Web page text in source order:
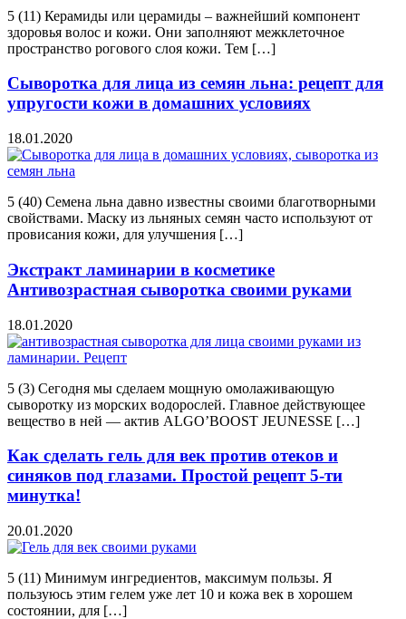
5 (11) Керамиды или церамиды – важнейший компонент
здоровья волос и кожи. Они заполняют межклеточное
пространство рогового слоя кожи. Тем […]
Сыворотка для лица из семян льна: рецепт для
упругости кожи в домашних условиях
18.01.2020
5 (40) Семена льна давно известны своими благотворными
свойствами. Маску из льняных семян часто используют от
провисания кожи, для улучшения […]
Экстракт ламинарии в косметике
Антивозрастная сыворотка своими руками
18.01.2020
5 (3) Сегодня мы сделаем мощную омолаживающую
сыворотку из морских водорослей. Главное действующее
вещество в ней — актив ALGO’BOOST JEUNESSE […]
Как сделать гель для век против отеков и
синяков под глазами. Простой рецепт 5-ти
минутка!
20.01.2020
5 (11) Минимум ингредиентов, максимум пользы. Я
пользуюсь этим гелем уже лет 10 и кожа век в хорошем
состоянии, для […]